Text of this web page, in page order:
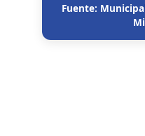
Fuente: